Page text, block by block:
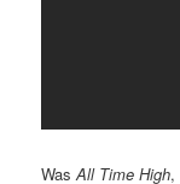
WasAll Time High,